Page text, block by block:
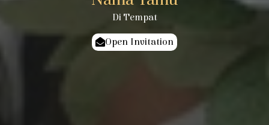
Di Tempat
Open Invitation